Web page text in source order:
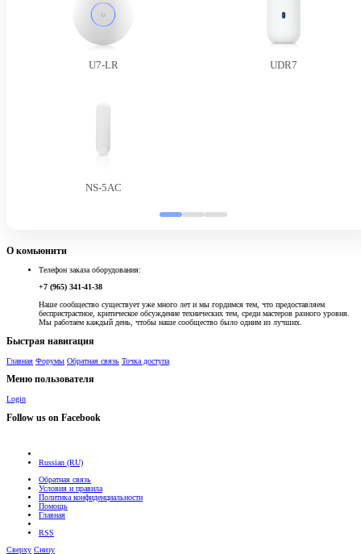
U7-LR UDR7
NS-5AC
О комьюнити
Телефон заказа оборудования:
+7 (965) 341-41-38
Наше сообщество существует уже много лет и мы гордимся тем, что предоставляем
беспристрастное, критическое обсуждение технических тем, среди мастеров разного уровня.
Мы работаем каждый день, чтобы наше сообщество было одним из лучших.
Быстрая навигация
Главная Форумы Обратная связь Точка доступа
Меню пользователя
Login
Follow us on Facebook
Russian (RU)
Обратная связь
Условия и правила
Политика конфиденциальности
Помощь
Главная
RSS
Сверху Снизу